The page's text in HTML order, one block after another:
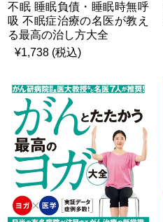
不眠 睡眠負債・睡眠時無呼
吸 不眠症治療の名医が教え
る最高の治し方大全
¥1,738 (税込)